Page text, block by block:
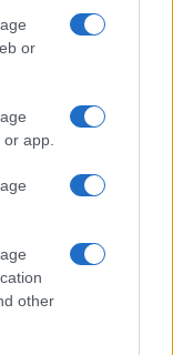
or
app.
other